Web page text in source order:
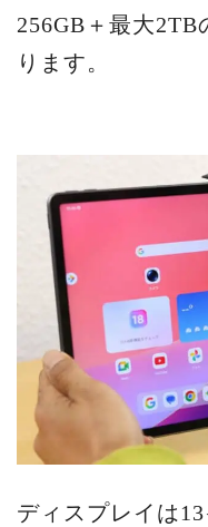
256GB＋最大
ります。
ディスプレイは